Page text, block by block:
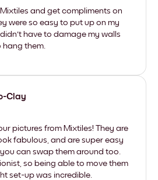
and get compliments on
were so easy to put up on my
have to damage my walls
hang them.
Clay
pictures from Mixtiles! They are
fabulous, and are super easy
can swap them around too.
so being able to move them
set-up was incredible.